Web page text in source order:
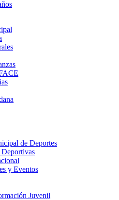
de Deportes
Deportivas
y Eventos
Juvenil